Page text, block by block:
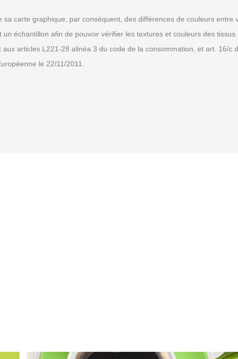
carte graphique, par conséquent, des différences de couleurs
échantillon afin de pouvoir vérifier les textures et couleurs des
articles L221-28 alinéa 3 du code de la consommation, et art. 16/c
le 22/11/2011.